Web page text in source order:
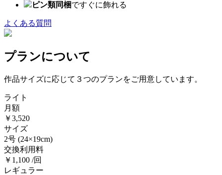
ピン類同梱ですぐに飾れる
よくある質問
プランについて
作品サイズに応じて３つのプランをご用意しています。
ライト
月額
￥3,520
サイズ
2号 (24×19cm)
交換利用料
￥1,100 /回
レギュラー